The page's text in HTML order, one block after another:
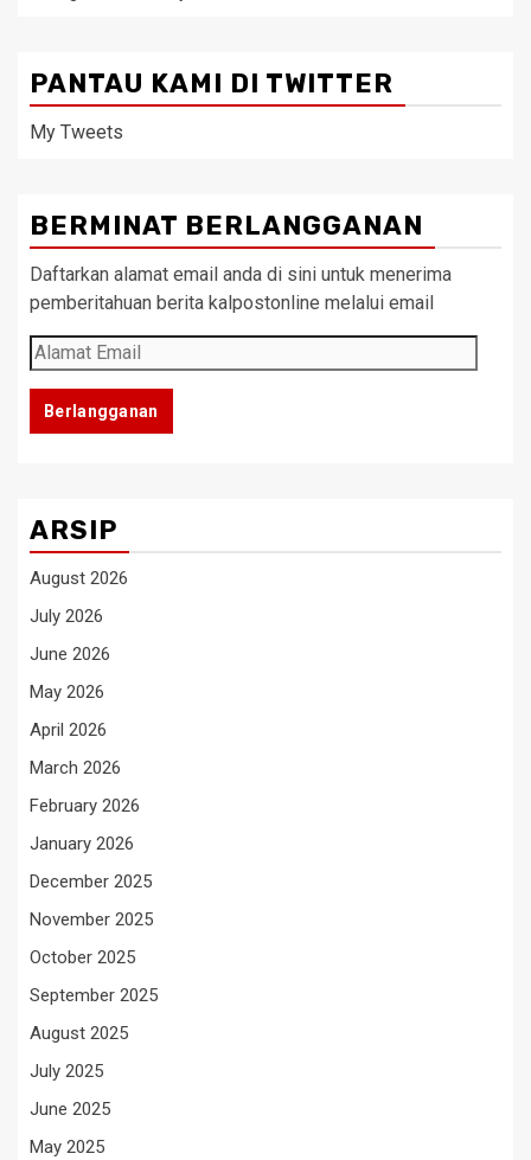
PANTAU KAMI DI TWITTER
My Tweets
BERMINAT BERLANGGANAN
Daftarkan alamat email anda di sini untuk menerima
pemberitahuan berita kalpostonline melalui email
Alamat
Email
Berlangganan
ARSIP
August 2026
July 2026
June 2026
May 2026
April 2026
March 2026
February 2026
January 2026
December 2025
November 2025
October 2025
September 2025
August 2025
July 2025
June 2025
May 2025